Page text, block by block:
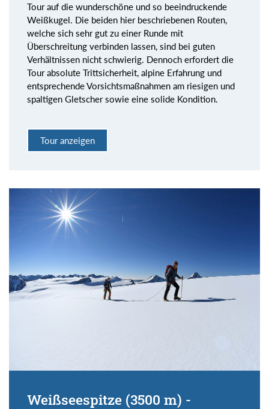
Tour auf die wunderschöne und so beeindruckende
Weißkugel. Die beiden hier beschriebenen Routen,
welche sich sehr gut zu einer Runde mit
Überschreitung verbinden lassen, sind bei guten
Verhältnissen nicht schwierig. Dennoch erfordert die
Tour absolute Trittsicherheit, alpine Erfahrung und
entsprechende Vorsichtsmaßnahmen am riesigen und
spaltigen Gletscher sowie eine solide Kondition.
Tour anzeigen
Weißseespitze (3500 m) -